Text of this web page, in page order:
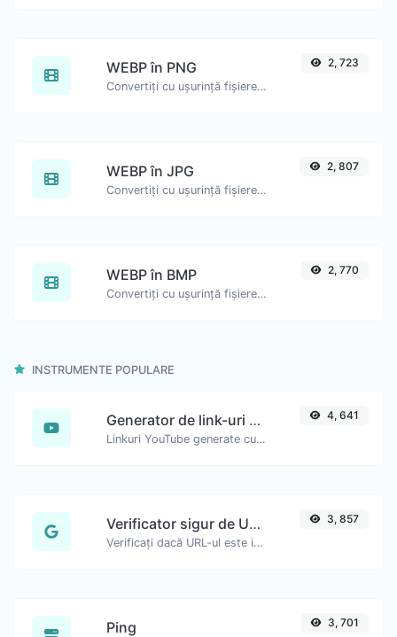
WEBP în PNG
Convertiți cu ușurință fișierele imagine WEBP în PNG.
2, 723
WEBP în JPG
Convertiți cu ușurință fișierele imagine WEBP în JPG.
2, 807
WEBP în BMP
Convertiți cu ușurință fișierele imagine WEBP în BMP.
2, 770
INSTRUMENTE POPULARE
Generator de link-uri YouTube Timestamp
Linkuri YouTube generate cu timestamp exact de început, util pentru utilizatorii de mobil.
4, 641
Verificator sigur de URL-uri
Verificați dacă URL-ul este interzis și marcat ca sigur/nesigur de Google.
3, 857
Ping 3, 701